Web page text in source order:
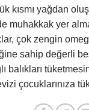
kısmı yağdan
muhakkak yer
çok zengin
sahip değerli
balıkları
çocuklarınıza